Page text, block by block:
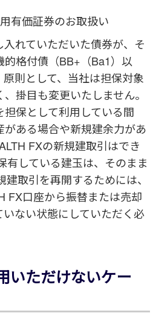
有価証券のお取扱い
れていただいた債券が、そ
格付債（BB+（Ba1）以
則として、当社は担保対象
掛目も変更いたしません。
保として利用している間
ある場合や新規建余力があ
FXの新規建取引はでき
有している建玉は、そのまま
取引を再開するためには、
FX口座から振替または売却
ない状態にしていただく必
いただけないケー